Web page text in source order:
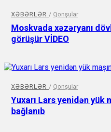
XƏBƏRLƏR / Qonşular
Moskvada xəzəryanı
görüşür VİDEO
XƏBƏRLƏR / Qonşular
Yuxarı Lars yenidən yük
bağlanıb